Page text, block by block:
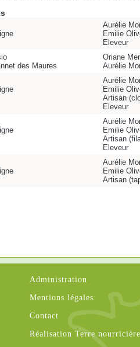
Aurélie
Emilie
Eleveur
des Maures
Oriane
Aurélie
Aurélie
Emilie
Artisan
Eleveur
Aurélie
Emilie
Artisan
Eleveur
Aurélie
Emilie
Artisan
Administration
Mentions légales
Contact
Réalisation Terre nourricière